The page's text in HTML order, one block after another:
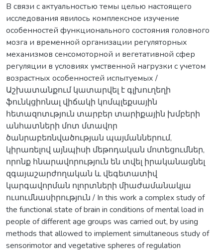
В связи с актуальностью темы целью настоящего
исследования явилось комплексное изучение
особенностей функционального состояния головного
мозга и временной организации регуляторных
механизмов сенсомоторной и вегетативной сфер
регуляции в условиях умственной нагрузки с учетом
возрастных особенностей испытуемых /
Աշխատանքում կատարվել է գլխուղեղի
ֆունկցիոնալ վիճակի կոմպլեքսային
հետազոտւթյուն տարբեր տարիքային խմբերի
անհատների մոտ մտավոր
ծանրաբեռնվածության պայմաններում,
կիրառելով այնպիսի մեթոդական մոտեցումներ,
որոնք հնարավորություն են տվել իրականացնել
զգայաշարժողական և վեգետատիվ
կարգավորման ոլորտների միաժամանակյա
ուսումնասիրություն / In this work a complex study of
the functional state of brain in conditions of mental load in
people of different age groups was carried out, by using
methods that allowed to implement simultaneous study of
sensorimotor and vegetative spheres of regulation